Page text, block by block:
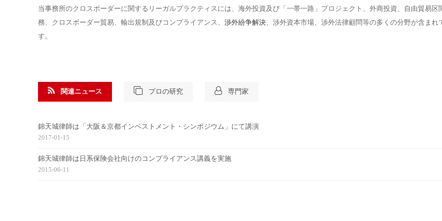
当事務所のクロスボーダーに関するリーガルプラクティスには、海外投資及び「一帯一路」プロジェクト、外商投資、自由貿易区
務、クロスボーダー貿易、輸出規制及びコンプライアンス、 渉外紛争解決、渉外資本市場、渉外法律顧問等の多くの分野が含まれ
す。
関連ニュース
錦天城律師は「大阪＆京都インベストメント・シンポジウム」にて講演
2017-01-15
錦天城律師は日系保険会社向けのコンプライアンス講義を実施
2015-06-11
プロの研究 専門家